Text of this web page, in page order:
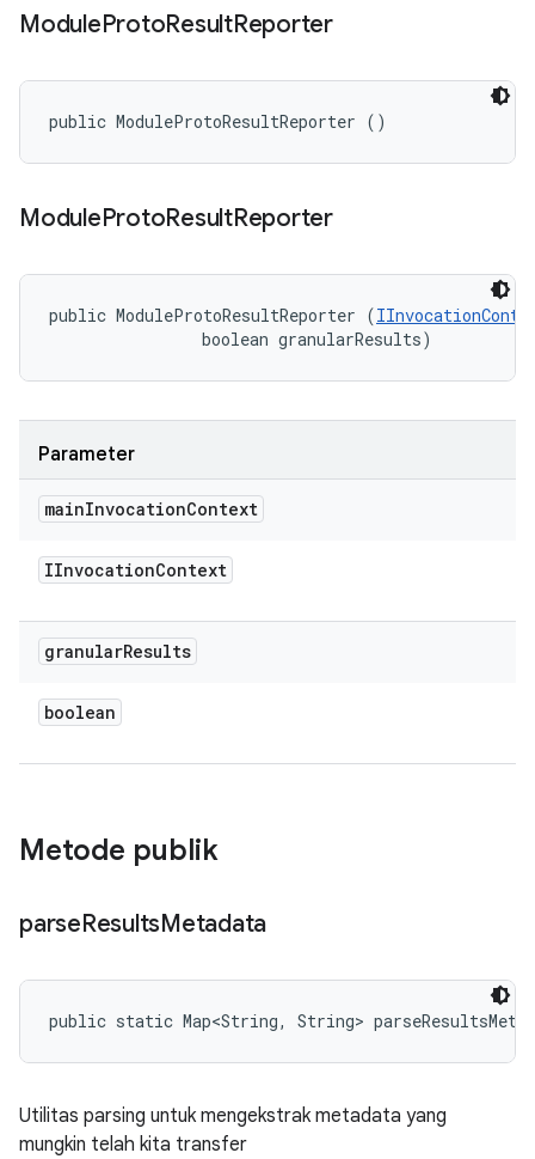
ModuleProtoResultReporter
public ModuleProtoResultReporter ()
ModuleProtoResultReporter
public ModuleProtoResultReporter (
                boolean granularResults)
Parameter
mainInvocationContext
IInvocationContext
granularResults
boolean
Metode publik
parseResultsMetadata
public static Map<String, String>
Utilitas parsing untuk mengekstrak metadata yang
mungkin telah kita transfer